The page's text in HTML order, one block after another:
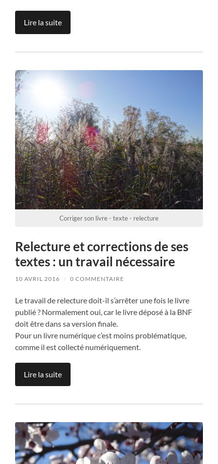
Lire la suite
Corriger son livre - texte - relecture
Relecture et corrections de ses
textes : un travail nécessaire
10 AVRIL 2016 / 0 COMMENTAIRE
Le travail de relecture doit-il s’arrêter une fois le livre
publié ? Normalement oui, car le livre déposé à la BNF
doit être dans sa version finale.
Pour un livre numérique c’est moins problématique,
comme il est collecté numériquement.
Lire la suite